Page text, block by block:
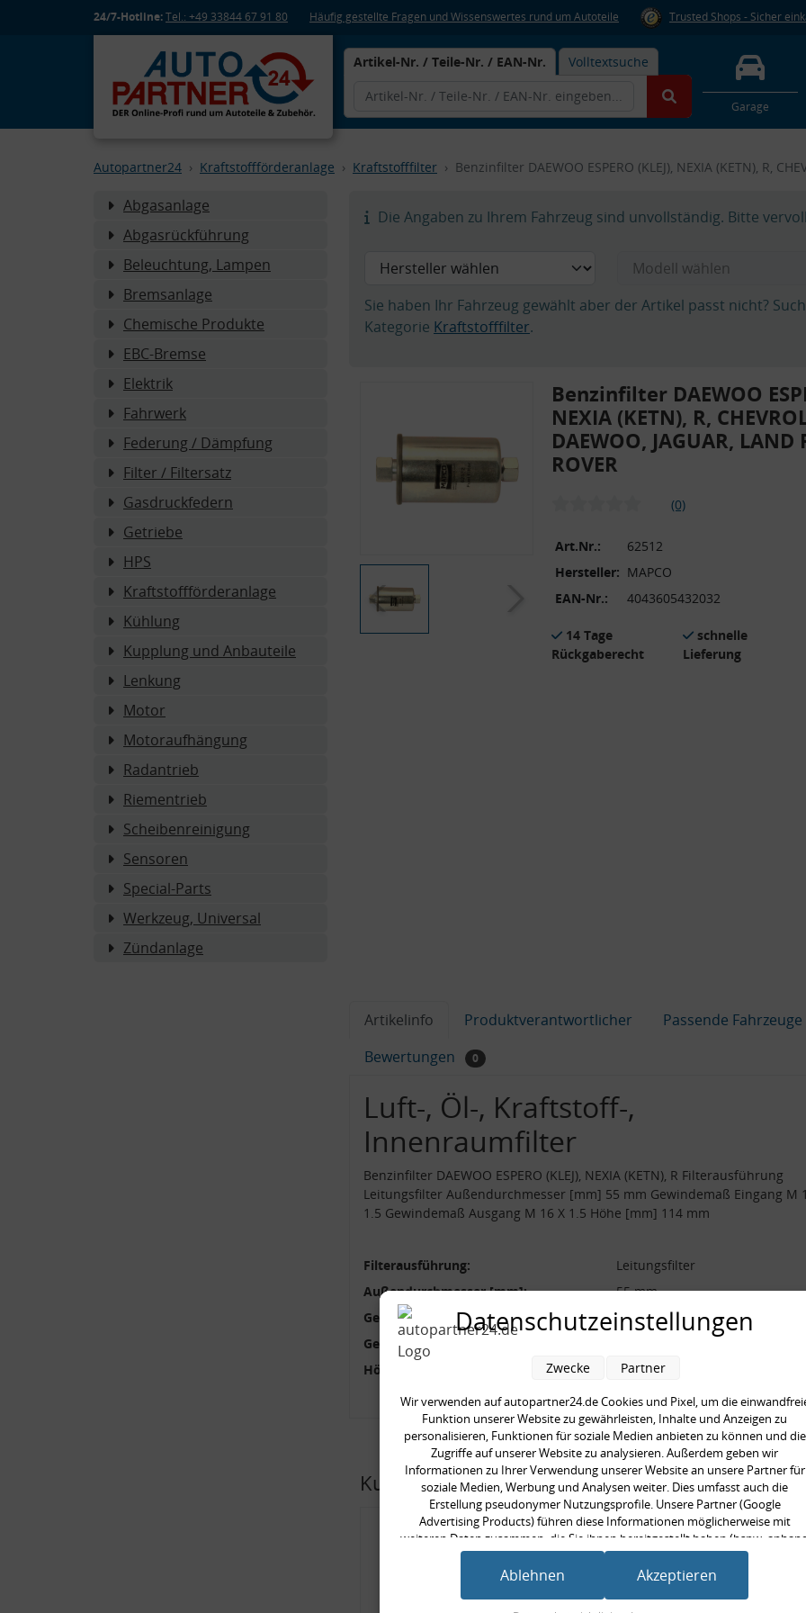
24/7-Hotline:Tel.: +49 33844 67 91 80 Häufig gestellte Fragen und Wissenswertes rund um Autoteile Trusted Shops - Sicher
Artikel-Nr. / Teile-Nr. / EAN-Nr. Volltextsuche
Garage
Autopartner24 Kraftstoffförderanlage Kraftstofffilter Benzinfilter DAEWOO ESPERO (KLEJ), NEXIA (KETN), R,
Abgasanlage
Abgasrückführung
Beleuchtung, Lampen
Bremsanlage
Chemische Produkte
EBC-Bremse
Elektrik
Fahrwerk
Federung / Dämpfung
Filter / Filtersatz
Gasdruckfedern
Getriebe
HPS
Kraftstoffförderanlage
Kühlung
Kupplung und Anbauteile
Lenkung
Motor
Motoraufhängung
Radantrieb
Riementrieb
Scheibenreinigung
Sensoren
Special-Parts
Werkzeug, Universal
Zündanlage
Die Angaben zu Ihrem Fahrzeug sind unvollständig. Bitte
Sie haben Ihr Fahrzeug gewählt aber der Artikel passt nicht?
Kategorie Kraftstofffilter.
Benzinfilter DAEWOO
NEXIA (KETN), R,
DAEWOO, JAGUAR, LAND
ROVER
(0)
Art.Nr.:
62512
Hersteller: MAPCO
EAN-Nr.:
4043605432032
14 Tage
Rückgaberecht
schnelle
Lieferung
Artikelinfo Produktverantwortlicher
Passende Fahrzeuge
Bewertungen
0
Luft-, Öl-, Kraftstoff-,
Innenraumfilter
Benzinfilter DAEWOO ESPERO (KLEJ), NEXIA (KETN), R Filterausführung
Leitungsfilter Außendurchmesser [mm] 55 mm Gewindemaß Eingang M
1.5 Gewindemaß Ausgang M 16 X 1.5 Höhe [mm] 114 mm
Filterausführung:
Leitungsfilter
Außendurchmesser [mm]:
55 mm
Gewindemaß Ausgang:
M 16 X 1.5
Gewindemaß Eingang:
Höhe [mm]:
114 mm
Kunden kauften auch
Datenschutzeinstellungen
Wir verwenden auf autopartner24.de Cookies und Pixel, um die
Funktion unserer Website zu gewährleisten, Inhalte und Anzeigen zu
personalisieren, Funktionen für soziale Medien anbieten zu können und die
Zugriffe auf unserer Website zu analysieren. Außerdem geben wir
Informationen zu Ihrer Verwendung unserer Website an unsere Partner für
soziale Medien, Werbung und Analysen weiter. Dies umfasst auch die
Erstellung pseudonymer Nutzungsprofile. Unsere Partner (Google
Advertising Products) führen diese Informationen möglicherweise mit
weiteren Daten zusammen, die Sie ihnen bereitgestellt haben (bspw.
eines persönlichen Accounts) oder welche sie im Rahmen Ihrer Nutzung der
Dienste gesammelt haben (bspw. Nutzungsdaten anderer Geräte). Ihre
Einwilligung zur Nutzung von Cookies und Pixeln können Sie jederzeit
Zwecke Partner
Ablehnen Akzeptieren